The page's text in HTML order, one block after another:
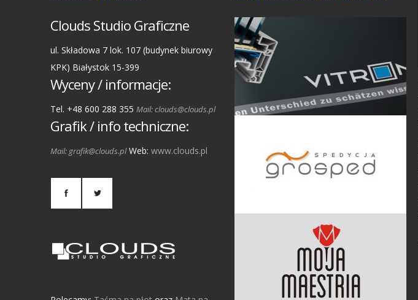
Clouds Studio Graficzne
ul. Składowa 7 lok. 107 (budynek biurowy
KPK) Białystok 15-399
Wyceny / informacje:
Tel. +48 600 288 355 Mail: clouds@clouds.pl
Grafik / info techniczne:
Mail: grafik@clouds.plWeb: www.clouds.pl
Projekty logo